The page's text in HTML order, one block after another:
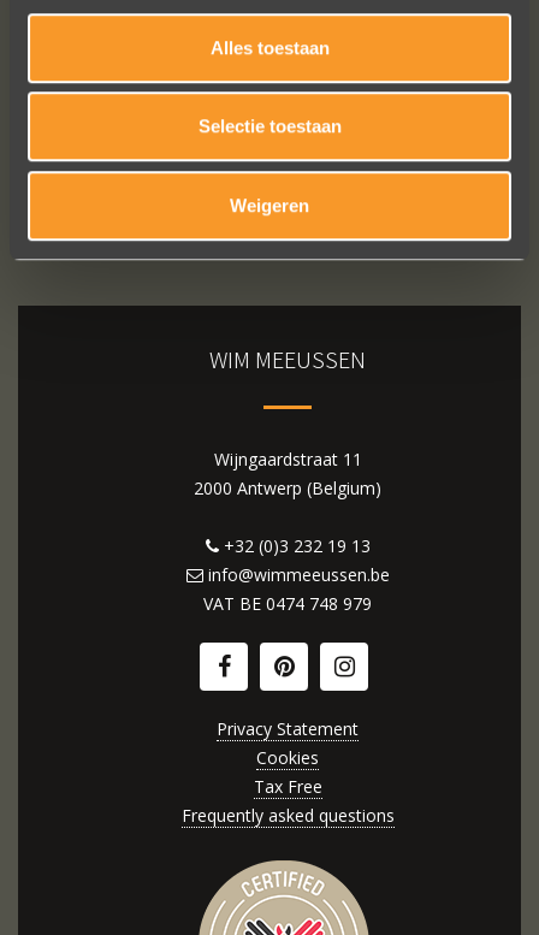
Alles toestaan
Selectie toestaan
Weigeren
Bekijk al onze reviews
WIM MEEUSSEN
Wijngaardstraat 11
2000 Antwerp (Belgium)
+32 (0)3 232 19 13
info@wimmeeussen.be
VAT BE 0474 748 979
Privacy Statement
Cookies
Tax Free
Frequently asked questions